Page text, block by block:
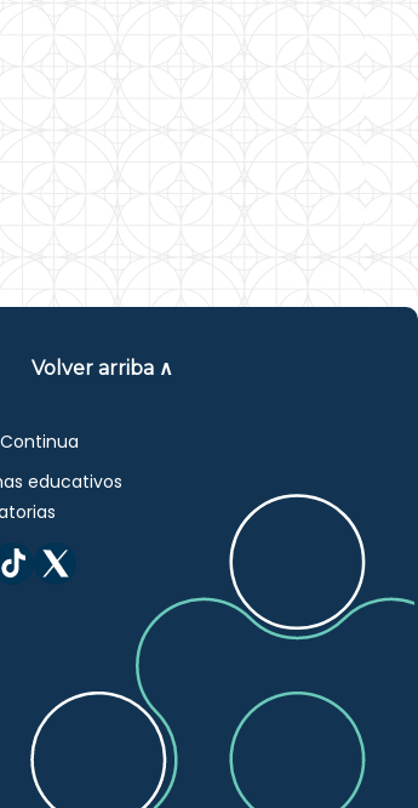
Volver arriba ∧
educativos